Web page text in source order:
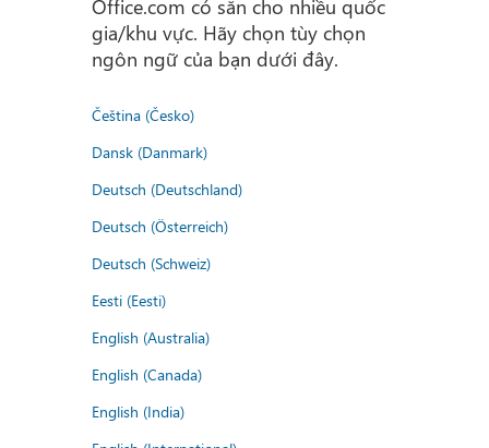
Office.com có sẵn cho nhiều quốc
gia/khu vực. Hãy chọn tùy chọn
ngôn ngữ của bạn dưới đây.
Čeština (Česko)
Dansk (Danmark)
Deutsch (Deutschland)
Deutsch (Österreich)
Deutsch (Schweiz)
Eesti (Eesti)
English (Australia)
English (Canada)
English (India)